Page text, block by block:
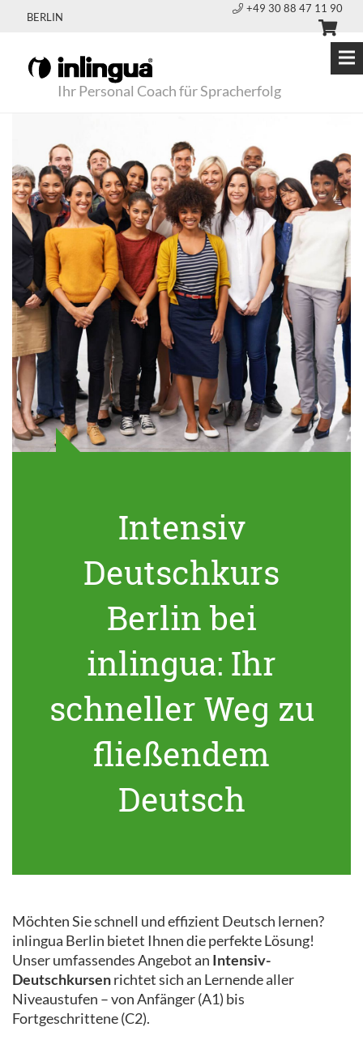
BERLIN
+49 30 88 47 11 90
Ihr Personal Coach für Spracherfolg
Intensiv
Deutschkurs
Berlin bei
inlingua: Ihr
schneller Weg zu
fließendem
Deutsch
Möchten Sie schnell und effizient Deutsch lernen?
inlingua Berlin bietet Ihnen die perfekte Lösung!
Unser umfassendes Angebot an Intensiv-
Deutschkursenrichtet sich an Lernende aller
Niveaustufen – von Anfänger (A1) bis
Fortgeschrittene (C2).